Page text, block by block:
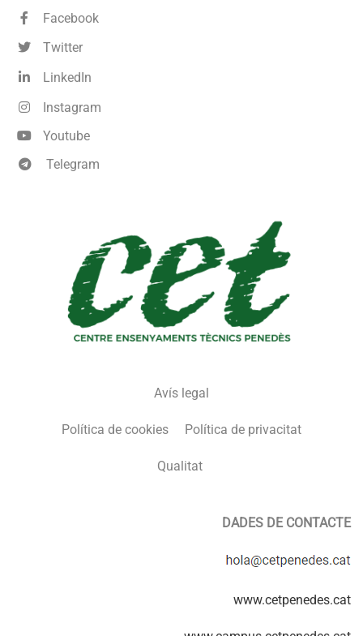
Facebook
Twitter
LinkedIn
Instagram
Youtube
Telegram
Avís legal
Política de cookies Política de privacitat
Qualitat
DADES DE CONTACTE
www.cetpenedes.cat